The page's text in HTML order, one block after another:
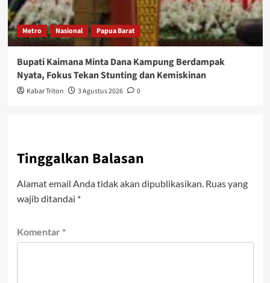
Metro Nasional Papua Barat
Bupati Kaimana Minta Dana Kampung Berdampak
Nyata, Fokus Tekan Stunting dan Kemiskinan
Kabar Triton 3 Agustus 2026 0
Tinggalkan Balasan
Alamat email Anda tidak akan dipublikasikan. Ruas yang
wajib ditandai *
Komentar *